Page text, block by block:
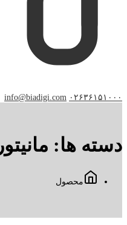
۰۲۶۳۶۱۵۱۰۰۰ info@biadigi.com
دسته ها: مانیتور
محصول